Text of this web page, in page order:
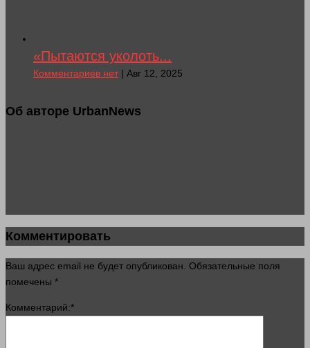
«Пытаются уколоть...
Комментариев нет| Авг 12, 2025
Об авторе UrbanNews
Комментировать
Ваш адрес email не будет опубликован. Обязательные поля
помечены *
Комментарий:*